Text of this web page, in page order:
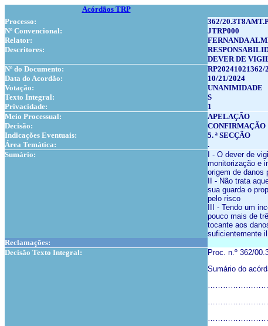
Acórdãos TRP
Processo:
362/
Nº Convencional:
JTRP000
Relator:
FERNANDA
Descritores:
DEVER DE
Nº do Documento:
RP20241021362/
Data do Acordão:
10/21/2024
Votação:
UNANIMIDADE
Texto Integral:
S
Privacidade:
1
Meio Processual:
APELAÇÃO
Decisão:
CONFIRMAÇÃO
Indicações Eventuais:
5. ª SECÇÃO
Área Temática:
.
Sumário:
I - O dever de
monitorização e
origem de danos
II - Não trata
sua guarda o
pelo risco
III - Tendo um
pouco mais de
tocante aos
suficientemente
Reclamações:
Decisão Texto Integral:
Proc. n.º 362/
Sumário do